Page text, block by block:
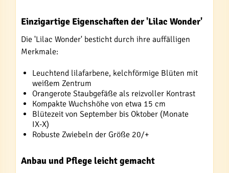
Einzigartige Eigenschaften der 'Lilac Wonder'
Die 'Lilac Wonder' besticht durch ihre auffälligen
Merkmale:
Leuchtend lilafarbene, kelchförmige Blüten mit
weißem Zentrum
Orangerote Staubgefäße als reizvoller Kontrast
Kompakte Wuchshöhe von etwa 15 cm
Blütezeit von September bis Oktober (Monate
IX-X)
Robuste Zwiebeln der Größe 20/+
Anbau und Pflege leicht gemacht